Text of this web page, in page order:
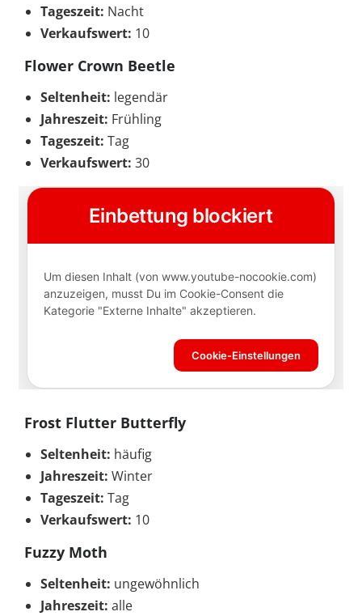
Tageszeit: Nacht
Verkaufswert: 10
Flower Crown Beetle
Seltenheit: legendär
Jahreszeit: Frühling
Tageszeit: Tag
Verkaufswert: 30
Frost Flutter Butterfly
Seltenheit: häufig
Jahreszeit: Winter
Tageszeit: Tag
Verkaufswert: 10
Fuzzy Moth
Seltenheit: ungewöhnlich
Jahreszeit: alle